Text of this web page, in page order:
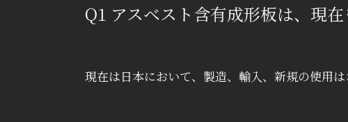
Q1 アスベスト含有成形板は、現
現在は日本において、製造、輸入、新規の使用は